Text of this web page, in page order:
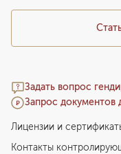
Задать вопрос
Запрос документов
Лицензии и
Контакты